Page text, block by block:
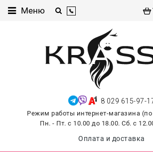
Меню
8 029 615-97-
Режим работы интернет-магазина (по
Пн. - Пт. с 10.00 до 18.00. Сб. с
Оплата и доставка
Каталог